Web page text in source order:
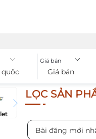
quốc
Giá bán
Giá bán
LỌC SẢN
Bài đăng mới